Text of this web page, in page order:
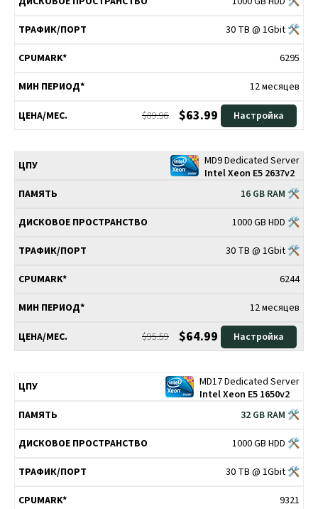
30 TB @ 1Gbit 🛠
6295
12 месяцев
$89.96 $63.99 Настройка
MD9 Dedicated Server
Intel Xeon E5 2637v2
16 GB RAM 🛠
1000 GB HDD 🛠
30 TB @ 1Gbit 🛠
6244
12 месяцев
$95.59 $64.99 Настройка
MD17 Dedicated Server
Intel Xeon E5 1650v2
32 GB RAM 🛠
1000 GB HDD 🛠
30 TB @ 1Gbit 🛠
9321